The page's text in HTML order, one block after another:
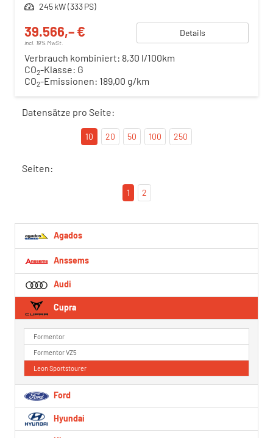
Leistung 245 kW (333 PS)
39.566,– €
incl. 19% MwSt.
Details
Verbrauch kombiniert: 8,30 l/100km
CO2-Klasse: G
CO2-Emissionen: 189,00 g/km
Datensätze pro Seite:
10 20 50 100 250
Seiten:
1 2
Agados
Anssems
Audi
Cupra
Formentor
Formentor VZ5
Leon Sportstourer
Ford
Hyundai